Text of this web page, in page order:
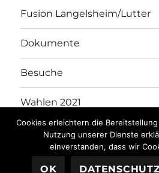
Fusion Langelsheim/Lutter
Dokumente
Besuche
Wahlen 2021
Kandidaten 2021
Stolz präsentiert von
Cookies erleichtern die
Nutzung unserer Dienste
einverstanden, dass wir
OK